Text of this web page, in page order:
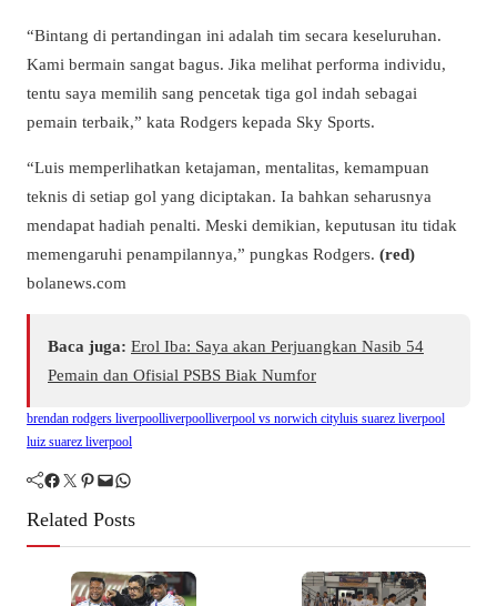
“Bintang di pertandingan ini adalah tim secara keseluruhan.
Kami bermain sangat bagus. Jika melihat performa individu,
tentu saya memilih sang pencetak tiga gol indah sebagai
pemain terbaik,” kata Rodgers kepada Sky Sports.
“Luis memperlihatkan ketajaman, mentalitas, kemampuan
teknis di setiap gol yang diciptakan. Ia bahkan seharusnya
mendapat hadiah penalti. Meski demikian, keputusan itu tidak
memengaruhi penampilannya,” pungkas Rodgers. (red)
bolanews.com
Baca juga: Erol Iba: Saya akan Perjuangkan Nasib 54
Pemain dan Ofisial PSBS Biak Numfor
brendan rodgers liverpoolliverpoolliverpool vs norwich cityluis suarez liverpool
luiz suarez liverpool
Facebook Twitter Pinterest Mail WhatsApp
Related Posts